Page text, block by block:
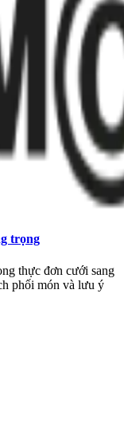
trọng
thực đơn cưới sang
phối món và lưu ý